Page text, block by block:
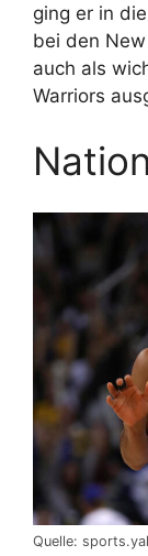
ging er in
bei den
auch als
Warriors
Quelle: